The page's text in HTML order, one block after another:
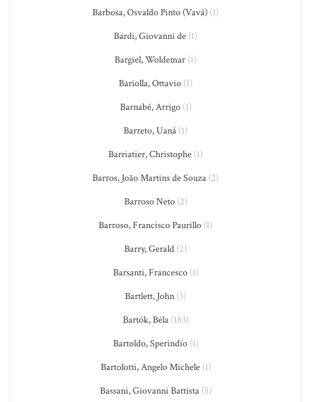
Barbosa, Osvaldo Pinto (Vavá) (1)
Bardi, Giovanni de (1)
Bargiel, Woldemar (1)
Bariolla, Ottavio (1)
Barnabé, Arrigo(1)
Barreto, Uaná (1)
Barriatier, Christophe (1)
Barros, João Martins de Souza (2)
Barroso Neto(2)
Barroso, Francisco Paurillo (1)
Barry, Gerald (2)
Barsanti, Francesco(1)
Bartlett, John (3)
Bartók, Béla(183)
Bartoldo, Sperindio(1)
Bartolotti, Angelo Michele(1)
Bassani, Giovanni Battista(5)